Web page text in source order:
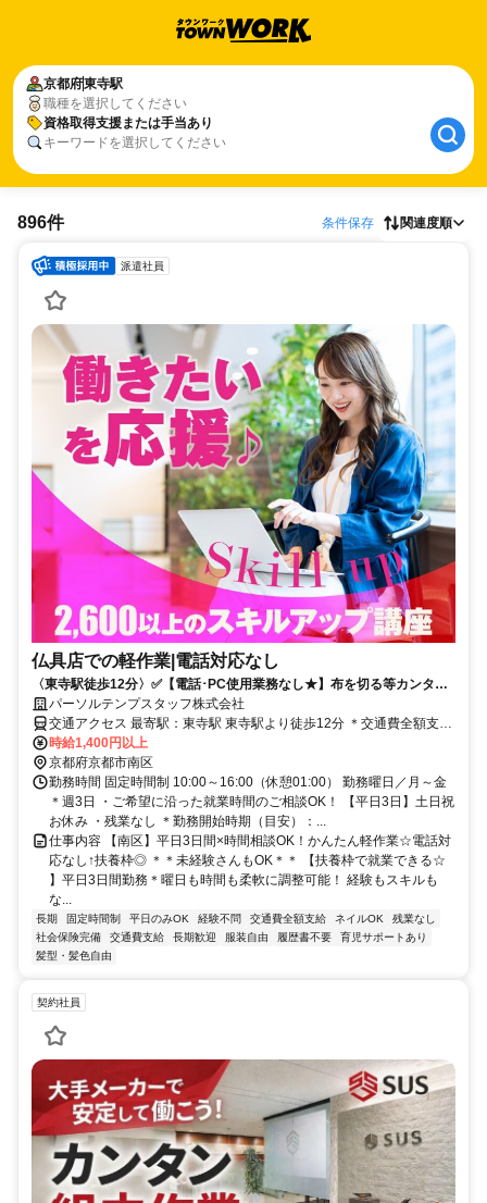
京都府東寺駅
職種を選択してください
資格取得支援または手当あり
キーワードを選択してください
896件 条件保存 関連度順
派遣社員
仏具店での軽作業|電話対応なし
〈東寺駅徒歩12分〉✅️【電話･PC使用業務なし★】布を切る等カンタ
ン！軽作業◎扶養枠
パーソルテンプスタッフ株式会社
交通アクセス 最寄駅：東寺駅 東寺駅より徒歩12分 ＊交通費全額支給
⭐️京都市下京区・中京区・右京区・伏見区・西京区・山科区・左京
区・南区・北区・上京区・宇治市・長岡京市・亀岡市・向日市・大津
市・高槻市・茨木市など周辺から通勤している方多数です！
時給1,400円以上
京都府京都市南区
勤務時間 固定時間制 10:00～16:00（休憩01:00） 勤務曜日／月～金
＊週3日 ・ご希望に沿った就業時間のご相談OK！ 【平日3日】土日祝
お休み ・残業なし ＊勤務開始時期（目安）：...
仕事内容 【南区】平日3日間×時間相談OK！かんたん軽作業☆電話対
応なし↑扶養枠◎ ＊＊未経験さんもOK＊＊ 【扶養枠で就業できる☆
】平日3日間勤務＊曜日も時間も柔軟に調整可能！ 経験もスキルも
な...
長期 固定時間制 平日のみOK 経験不問 交通費全額支給 ネイルOK
残業なし
社会保険完備
交通費支給 長期歓迎 服装自由 履歴書不要
育児サポートあり
髪型・髪色自由
契約社員